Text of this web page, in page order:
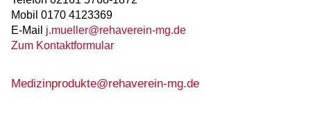
Mobil 0170 4123369
E-Mail j.mueller@rehaverein-mg.de
Zum Kontaktformular
Medizinprodukte@rehaverein-mg.de